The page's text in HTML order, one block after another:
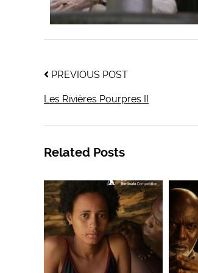
PREVIOUS POST
Les Rivières Pourpres II
Related Posts